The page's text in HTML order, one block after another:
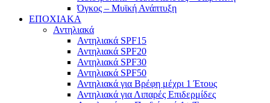
Όγκος – Μυϊκή Ανάπτυξη
ΕΠΟΧΙΑΚΑ
Αντηλιακά
Αντηλιακά SPF15
Αντηλιακά SPF20
Αντηλιακά SPF30
Αντηλιακά SPF50
Αντηλιακά για Βρέφη μέχρι 1 Έτους
Αντηλιακά για Λιπαρές Επιδερμίδες